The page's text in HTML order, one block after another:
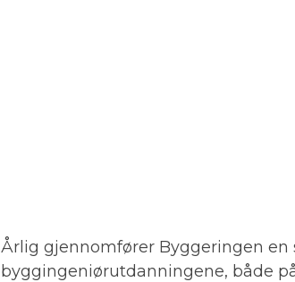
Årlig gjennomfører Byggeringen
byggingeniørutdanningene, både